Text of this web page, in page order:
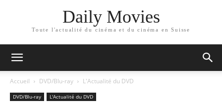
Daily Movies
Toute l'actualité du cinéma et du cinéma en Suisse
Accueil DVD/Blu-ray L'Actualité du DVD
DVD/Blu-ray L'Actualité du DVD